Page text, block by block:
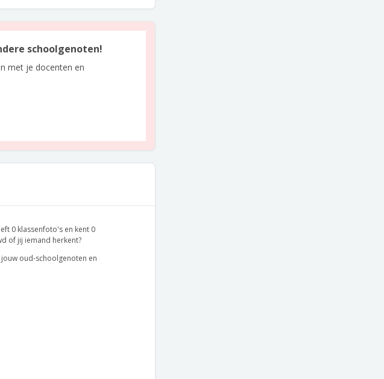
schoolgenoten!
met je docenten en
0 klassenfoto's en kent 0
of jij iemand herkent?
oud-schoolgenoten en